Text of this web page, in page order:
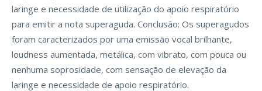
laringe e necessidade de utilização do apoio respiratório
para emitir a nota superaguda. Conclusão: Os superagudos
foram caracterizados por uma emissão vocal brilhante,
loudness aumentada, metálica, com vibrato, com pouca ou
nenhuma soprosidade, com sensação de elevação da
laringe e necessidade de apoio respiratório.